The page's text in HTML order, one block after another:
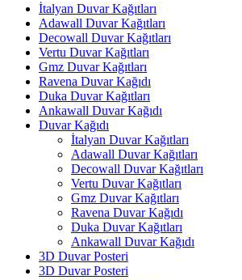
İtalyan Duvar Kağıtları
Adawall Duvar Kağıtları
Decowall Duvar Kağıtları
Vertu Duvar Kağıtları
Gmz Duvar Kağıtları
Ravena Duvar Kağıdı
Duka Duvar Kağıtları
Ankawall Duvar Kağıdı
Duvar Kağıdı
İtalyan Duvar Kağıtları
Adawall Duvar Kağıtları
Decowall Duvar Kağıtları
Vertu Duvar Kağıtları
Gmz Duvar Kağıtları
Ravena Duvar Kağıdı
Duka Duvar Kağıtları
Ankawall Duvar Kağıdı
3D Duvar Posteri
3D Duvar Posteri